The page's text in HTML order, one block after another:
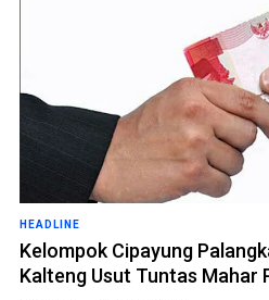
HEADLINE
Kelompok Cipayung
Kalteng Usut Tuntas Mahar